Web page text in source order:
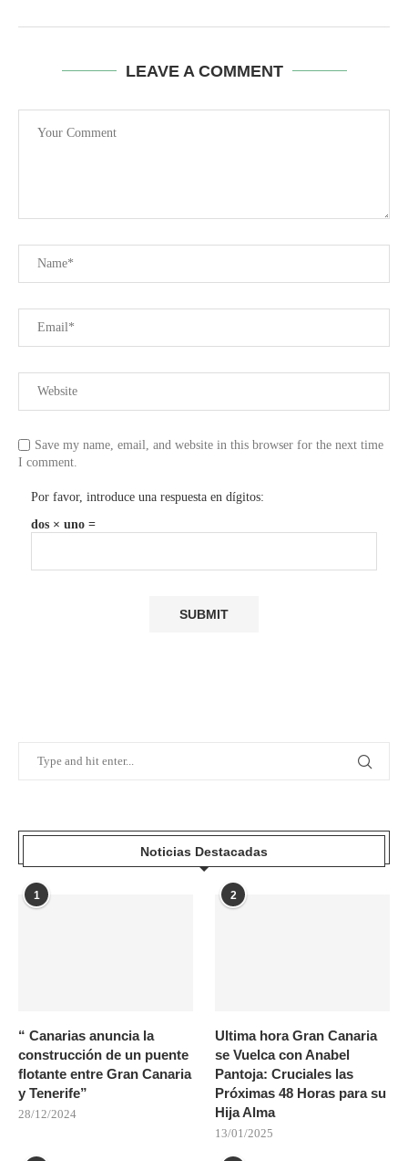
LEAVE A COMMENT
Save my name, email, and website in this browser for the next time
I comment.
Por favor, introduce una respuesta en dígitos:
dos × uno =
Noticias Destacadas
1
“ Canarias anuncia la
construcción de un puente
flotante entre Gran Canaria
y Tenerife”
28/12/2024
2
Ultima hora Gran Canaria
se Vuelca con Anabel
Pantoja: Cruciales las
Próximas 48 Horas para su
Hija Alma
13/01/2025